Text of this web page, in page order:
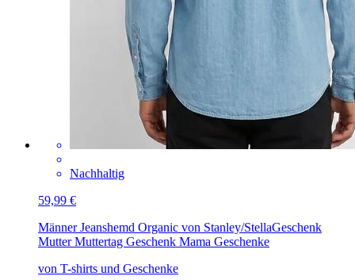
Nachhaltig
59,99 €
Männer Jeanshemd Organic von Stanley/StellaGeschenk
Mutter Muttertag Geschenk Mama Geschenke
von T-shirts und Geschenke